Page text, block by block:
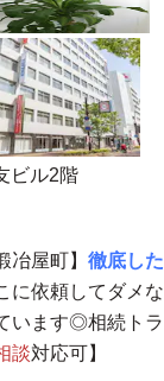
ビル2階
冶屋町】 徹底した
に依頼してダメな
います◎相続トラ
談対応可】